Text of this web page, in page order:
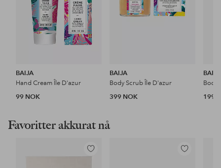
BAIJA
Hand Cream Île D'azur
99 NOK
BAIJA
Body Scrub Île D'azur
399 NOK
BAIJA
Body
199
Favoritter akkurat nå
Legg
Legg